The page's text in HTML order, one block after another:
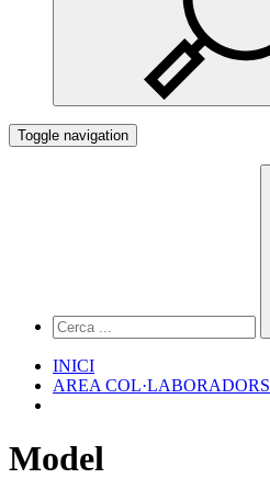
Toggle navigation
INICI
AREA COL·LABORADORS
Model